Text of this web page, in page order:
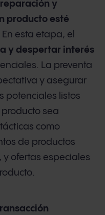
y
producto esté
En esta etapa, el
y despertar interés
La preventa
y asegurar
potenciales listos
sea
como
de productos
y ofertas especiales